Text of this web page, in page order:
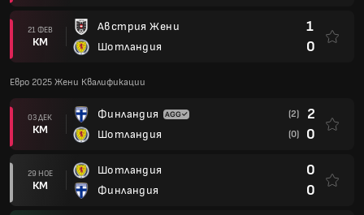
21 ФЕВ
КМ
Австрия Жени
Шотландия
1
0
Евро 2025 Жени Квалификации
03 ДЕК
КМ
Финландия
Шотландия
(2) 2
(0) 0
29 НОЕ
КМ
Шотландия
Финландия
0
0